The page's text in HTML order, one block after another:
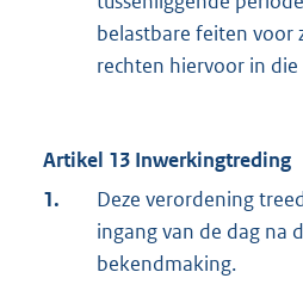
belastbare feiten voor
rechten hiervoor in
Artikel 13 Inwerkingtreding
1.
Deze verordening
ingang van de dag na
bekendmaking.